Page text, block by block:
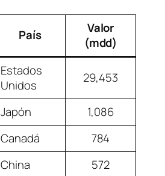
País
Valor
(mdd)
Estados
Unidos
29,453
Japón
1,086
Canadá
784
China 572